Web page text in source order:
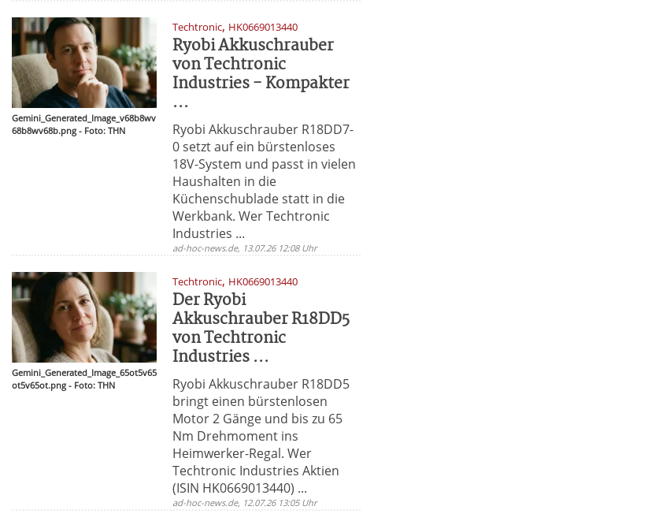
Gemini_Generated_Image_v68b8wv
68b8wv68b.png - Foto: THN
Techtronic, HK0669013440
Ryobi Akkuschrauber
von Techtronic
Industries - Kompakter
...
Ryobi Akkuschrauber R18DD7-
0 setzt auf ein bürstenloses
18V-System und passt in vielen
Haushalten in die
Küchenschublade statt in die
Werkbank. Wer Techtronic
Industries ...
ad-hoc-news.de, 13.07.26 12:08 Uhr
Gemini_Generated_Image_65ot5v65
ot5v65ot.png - Foto: THN
Techtronic, HK0669013440
Der Ryobi
Akkuschrauber R18DD5
von Techtronic
Industries ...
Ryobi Akkuschrauber R18DD5
bringt einen bürstenlosen
Motor 2 Gänge und bis zu 65
Nm Drehmoment ins
Heimwerker-Regal. Wer
Techtronic Industries Aktien
(ISIN HK0669013440) ...
ad-hoc-news.de, 12.07.26 13:05 Uhr